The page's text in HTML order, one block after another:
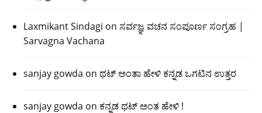
Laxmikant Sindagi on ಸರ್ವಜ್ಞ ವಚನ ಸಂಪೂರ್ಣ ಸಂಗ್ರಹ |
Sarvagna Vachana
sanjay gowda on ಥಟ್ ಅಂತಾ ಹೇಳಿ ಕನ್ನಡ ಒಗಟಿನ ಉತ್ತರ
sanjay gowda on ಕನ್ನಡ ಥಟ್ ಅಂತ ಹೇಳಿ !